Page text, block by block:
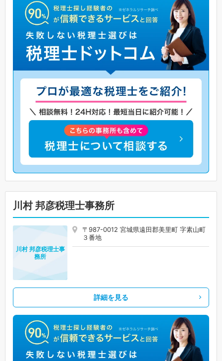
川村 邦彦税理士事務所
〒987-0012 宮城県遠田郡美里町 字素山町
３番地
川村 邦彦税理士事
務所
詳細を見る